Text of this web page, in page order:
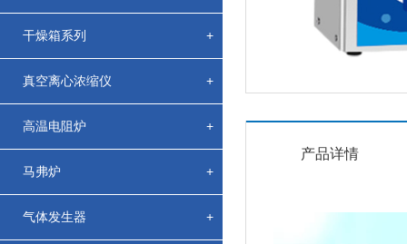
干燥箱系列 +
真空离心浓缩仪 +
高温电阻炉 +
马弗炉 +
气体发生器 +
产品详情